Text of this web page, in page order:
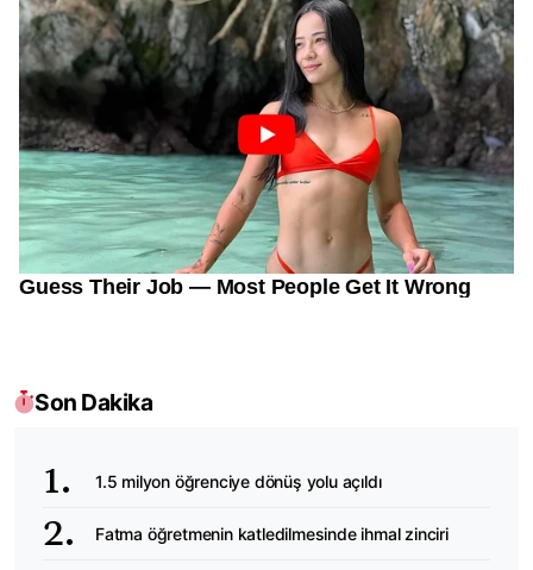
Son Dakika
1.5 milyon öğrenciye dönüş yolu açıldı
Fatma öğretmenin katledilmesinde ihmal zinciri